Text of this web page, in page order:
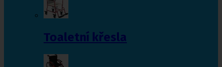
Toaletní křesla